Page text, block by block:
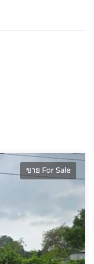
ขาย For Sale